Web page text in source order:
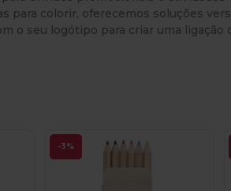
para colorir, oferecemos soluções
o seu logótipo para criar uma ligação
-3%